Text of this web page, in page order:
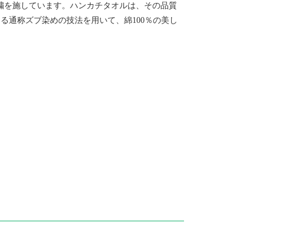
を施しています。ハンカチタオルは、その品質
通称ズブ染めの技法を用いて、綿100％の美し